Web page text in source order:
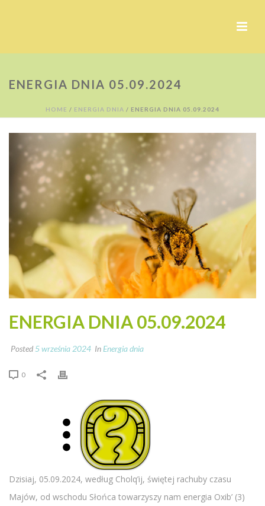
ENERGIA DNIA 05.09.2024
HOME / ENERGIA DNIA / ENERGIA DNIA 05.09.2024
ENERGIA DNIA 05.09.2024
Posted 5 września 2024 In Energia dnia
0
Dzisiaj, 05.09.2024, według Cholq’ij, świętej rachuby czasu
Majów, od wschodu Słońca towarzyszy nam energia Oxib’ (3)